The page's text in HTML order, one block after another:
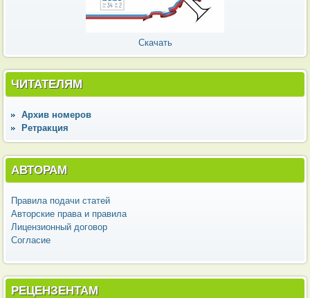
Скачать
ЧИТАТЕЛЯМ
Архив номеров
Ретракция
АВТОРАМ
Правила подачи статей
Авторские права и правила
Лицензионный договор
Согласие
РЕЦЕНЗЕНТАМ